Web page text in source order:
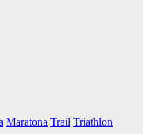
Maratona Trail Triathlon